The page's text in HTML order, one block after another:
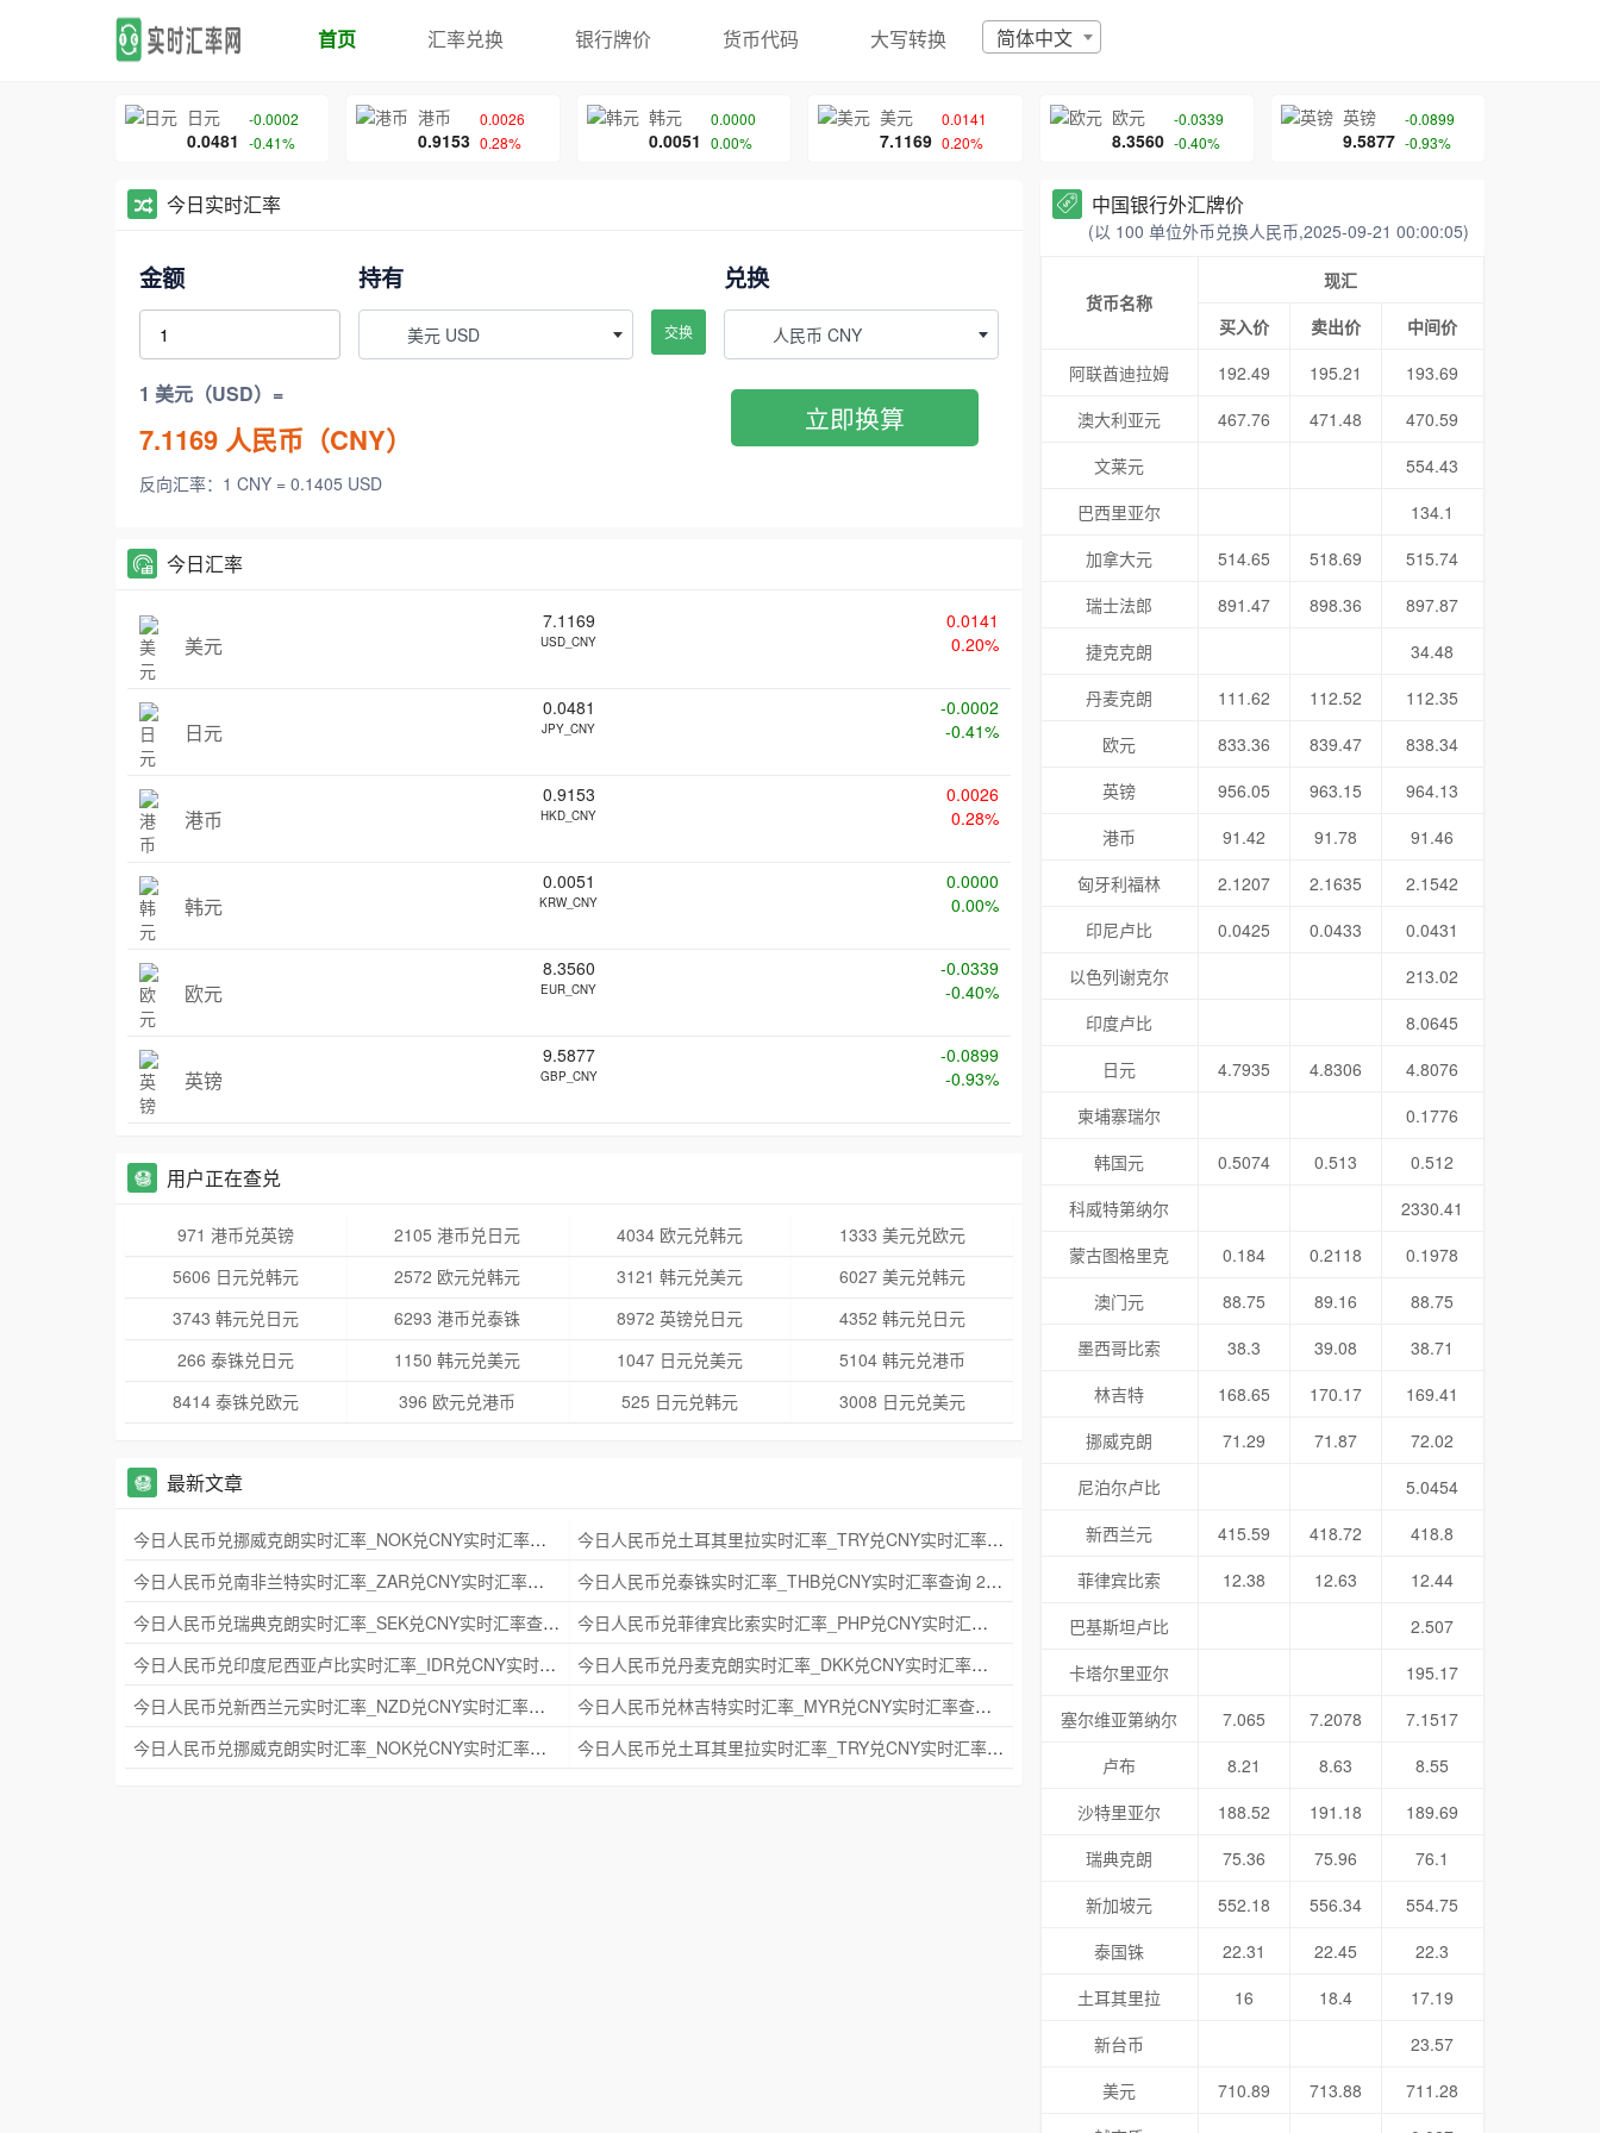
首页 汇率兑换 银行牌价 货币代码 大写转换 简体中文
日元
0.0481
-0.0002
-0.41%
港币
0.9153
0.0026
0.28%
韩元
0.0051
0.0000
0.00%
美元
7.1169
0.0141
0.20%
欧元
8.3560
-0.0339
-0.40%
英镑
9.5877
-0.0899
-0.93%
今日实时汇率
金额 持有
美元 USD 交换
兑换
人民币 CNY
1 美元（USD）=
7.1169 人民币（CNY）
反向汇率：1 CNY = 0.1405 USD
立即换算
今日汇率
美元
7.1169
USD_CNY
0.0141
0.20%
日元
0.0481
JPY_CNY
-0.0002
-0.41%
港币
0.9153
HKD_CNY
0.0026
0.28%
韩元
0.0051
KRW_CNY
0.0000
0.00%
欧元
8.3560
EUR_CNY
-0.0339
-0.40%
英镑
9.5877
GBP_CNY
-0.0899
-0.93%
用户正在查兑
971 港币兑英镑 2105 港币兑日元 4034 欧元兑韩元
1333 美元兑欧元
5606 日元兑韩元
2572 欧元兑韩元 3121 韩元兑美元
6027 美元兑韩元
3743 韩元兑日元
6293 港币兑泰铢 8972 英镑兑日元
4352 韩元兑日元
266 泰铢兑日元
1150 韩元兑美元 1047 日元兑美元
5104 韩元兑港币
8414 泰铢兑欧元
396 欧元兑港币 525 日元兑韩元 3008 日元兑美元
最新文章
今日人民币兑挪威克朗实时汇率_NOK兑CNY实时汇率查询 2025年09月21日
今日人民币兑土耳其里拉实时汇率_TRY兑CNY实时汇率查询 2025年09月21日
今日人民币兑南非兰特实时汇率_ZAR兑CNY实时汇率查询 2025年09月21日
今日人民币兑泰铢实时汇率_THB兑CNY实时汇率查询 2025年09月21日
今日人民币兑瑞典克朗实时汇率_SEK兑CNY实时汇率查询 2025年09月21日
今日人民币兑菲律宾比索实时汇率_PHP兑CNY实时汇率查询 2025年09月21日
今日人民币兑印度尼西亚卢比实时汇率_IDR兑CNY实时汇率查询 2025年09月21日
今日人民币兑丹麦克朗实时汇率_DKK兑CNY实时汇率查询 2025年09月21日
今日人民币兑新西兰元实时汇率_NZD兑CNY实时汇率查询 2025年09月21日
今日人民币兑林吉特实时汇率_MYR兑CNY实时汇率查询 2025年09月21日
今日人民币兑挪威克朗实时汇率_NOK兑CNY实时汇率查询 2025年09月21日
今日人民币兑土耳其里拉实时汇率_TRY兑CNY实时汇率查询 2025年09月21日
中国银行外汇牌价
(以 100 单位外币兑换人民币,2025-09-21 00:00:05)
货币名称
现汇
买入价
卖出价
中间价
阿联酋迪拉姆
192.49 195.21
193.69
澳大利亚元
467.76 471.48
470.59
文莱元
554.43
巴西里亚尔
134.1
加拿大元
514.65 518.69
515.74
瑞士法郎
891.47 898.36
897.87
捷克克朗
34.48
丹麦克朗
111.62 112.52
112.35
欧元
833.36 839.47
838.34
英镑
956.05 963.15
964.13
港币
91.42 91.78
91.46
匈牙利福林
2.1207 2.1635
2.1542
印尼卢比
0.0425 0.0433
0.0431
以色列谢克尔
213.02
印度卢比
8.0645
日元
4.7935 4.8306
4.8076
柬埔寨瑞尔
0.1776
韩国元
0.5074 0.513
0.512
科威特第纳尔
2330.41
蒙古图格里克
0.184 0.2118
0.1978
澳门元
88.75 89.16
88.75
墨西哥比索
38.3 39.08
38.71
林吉特
168.65 170.17
169.41
挪威克朗
71.29 71.87
72.02
尼泊尔卢比
5.0454
新西兰元
415.59 418.72
418.8
菲律宾比索
12.38 12.63
12.44
巴基斯坦卢比
2.507
卡塔尔里亚尔
195.17
塞尔维亚第纳尔
7.065 7.2078
7.1517
卢布
8.21 8.63
8.55
沙特里亚尔
188.52 191.18
189.69
瑞典克朗
75.36 75.96
76.1
新加坡元
552.18 556.34
554.75
泰国铢
22.31 22.45
22.3
土耳其里拉
16 18.4
17.19
新台币
23.57
美元
710.89 713.88
711.28